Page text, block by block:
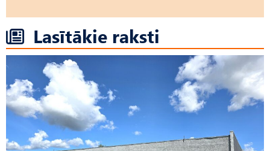
Lasītākie raksti